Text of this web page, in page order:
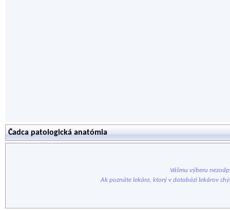
Čadca patologická anatómia
Vášmu výberu
Ak poznáte lekára, ktorý v databázi lekárov